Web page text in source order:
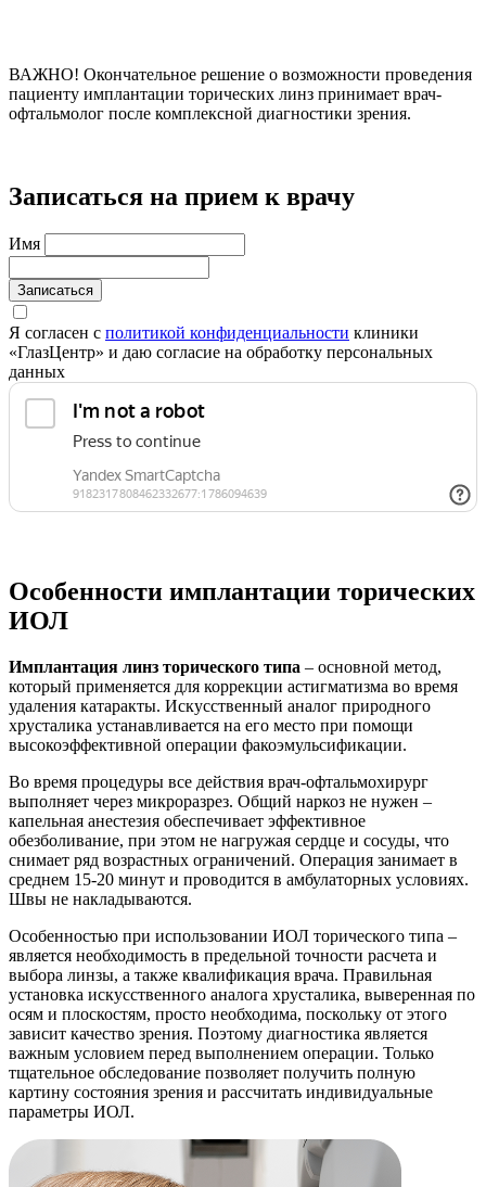
ВАЖНО! Окончательное решение о возможности проведения
пациенту имплантации торических линз принимает врач-
офтальмолог после комплексной диагностики зрения.
Записаться на прием к врачу
Имя
Записаться
Я согласен с политикой конфиденциальности клиники
«ГлазЦентр» и даю согласие на обработку персональных
данных
Особенности имплантации торических
ИОЛ
Имплантация линз торического типа – основной метод,
который применяется для коррекции астигматизма во время
удаления катаракты. Искусственный аналог природного
хрусталика устанавливается на его место при помощи
высокоэффективной операции факоэмульсификации.
Во время процедуры все действия врач-офтальмохирург
выполняет через микроразрез. Общий наркоз не нужен –
капельная анестезия обеспечивает эффективное
обезболивание, при этом не нагружая сердце и сосуды, что
снимает ряд возрастных ограничений. Операция занимает в
среднем 15-20 минут и проводится в амбулаторных условиях.
Швы не накладываются.
Особенностью при использовании ИОЛ торического типа –
является необходимость в предельной точности расчета и
выбора линзы, а также квалификация врача. Правильная
установка искусственного аналога хрусталика, выверенная по
осям и плоскостям, просто необходима, поскольку от этого
зависит качество зрения. Поэтому диагностика является
важным условием перед выполнением операции. Только
тщательное обследование позволяет получить полную
картину состояния зрения и рассчитать индивидуальные
параметры ИОЛ.